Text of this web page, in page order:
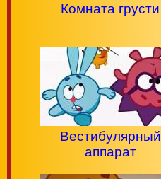
Комната грусти
Вестибулярный
аппарат